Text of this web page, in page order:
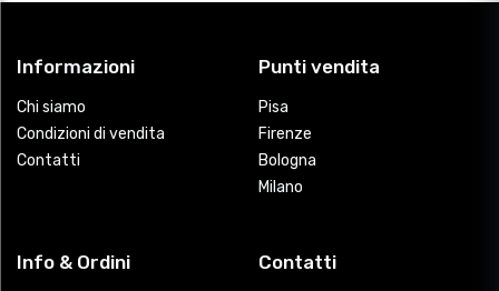
Informazioni
Chi siamo
Condizioni di vendita
Contatti
Punti vendita
Pisa
Firenze
Bologna
Milano
Info & Ordini Contatti